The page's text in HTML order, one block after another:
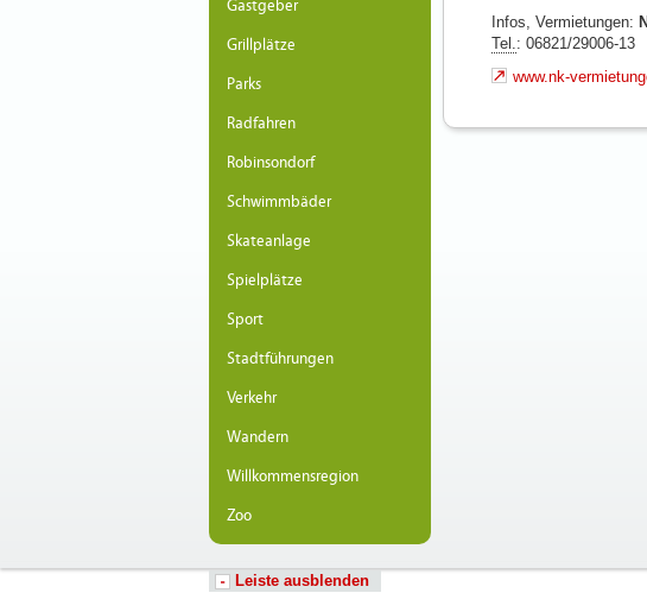
Gastgeber
Grillplätze
Parks
Radfahren
Robinsondorf
Schwimmbäder
Skateanlage
Spielplätze
Sport
Stadtführungen
Verkehr
Wandern
Willkommensregion
Zoo
Infos, Vermietungen:
Tel.: 06821/29006-13
www.nk-
Leiste ausblenden